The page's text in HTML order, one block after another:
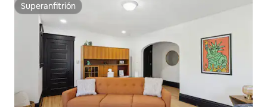
Superanfitrión
Superanfitrión